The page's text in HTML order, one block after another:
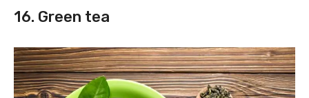
16. Green tea